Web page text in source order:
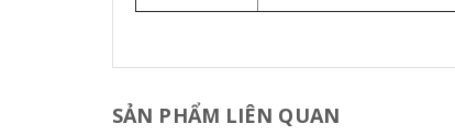
SẢN PHẨM LIÊN QUAN